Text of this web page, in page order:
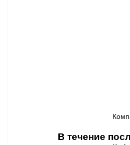
В течение